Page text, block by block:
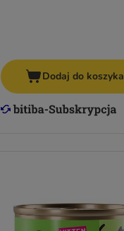
Dodaj do koszyka